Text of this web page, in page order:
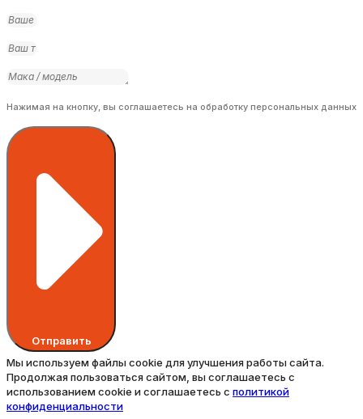
Нажимая на кнопку, вы соглашаетесь на обработку персональных данных
Отправить
Мы используем файлы cookie для улучшения работы сайта.
Продолжая пользоваться сайтом, вы соглашаетесь с
использованием cookie и соглашаетесь с политикой
конфиденциальности